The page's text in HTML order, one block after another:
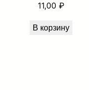
11,00 ₽
В корзину